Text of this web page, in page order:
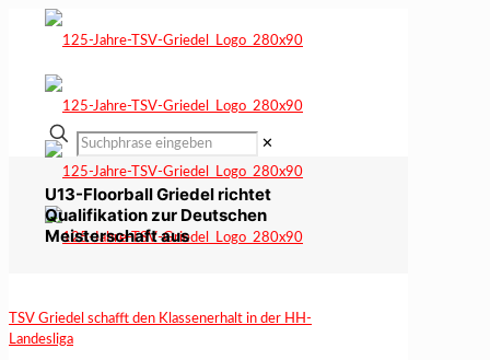
✕
U13-Floorball Griedel richtet
Qualifikation zur Deutschen
Meisterschaft aus
TSV Griedel schafft den Klassenerhalt in der HH-
Landesliga